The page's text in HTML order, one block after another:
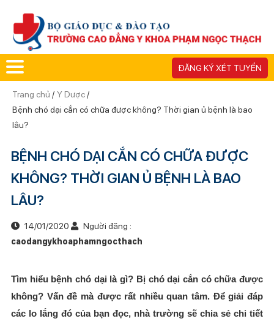
ĐĂNG KÝ XÉT TUYỂN
Trang chủ / Y Dược/
Bệnh chó dại cắn có chữa được không? Thời gian ủ bệnh là bao
lâu?
BỆNH CHÓ DẠI CẮN CÓ CHỮA ĐƯỢC
KHÔNG? THỜI GIAN Ủ BỆNH LÀ BAO
LÂU?
14/01/2020
Người đăng :
caodangykhoaphamngocthach
Tìm hiểu bệnh chó dại là gì? Bị chó dại cắn có chữa được
không? Vấn đề mà được rất nhiều quan tâm. Để giải đáp
các lo lắng đó của bạn đọc, nhà trường sẽ chia sẻ chi tiết